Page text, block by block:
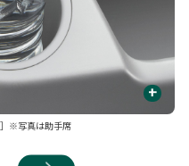
+
※写真は助手席